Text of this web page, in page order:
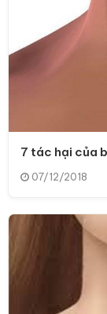
7 tác hại của
07/12/2018